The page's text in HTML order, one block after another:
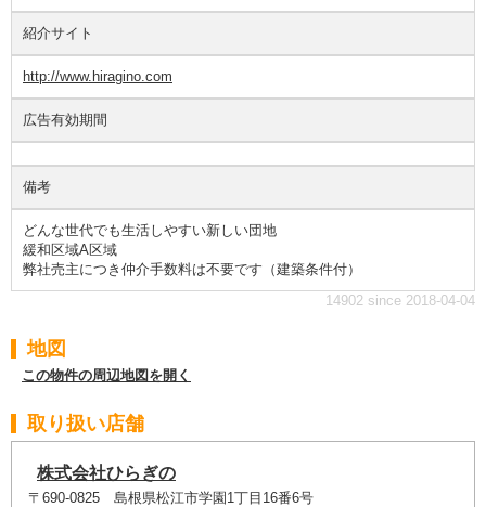
紹介サイト
http://www.hiragino.com
広告有効期間
備考
どんな世代でも生活しやすい新しい団地
緩和区域A区域
弊社売主につき仲介手数料は不要です（建築条件付）
14902 since 2018-04-04
地図
この物件の周辺地図を開く
取り扱い店舗
株式会社ひらぎの
〒690-0825 島根県松江市学園1丁目16番6号